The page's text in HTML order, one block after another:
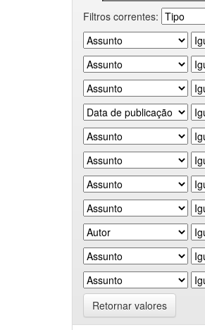
Filtros correntes:
Retornar valores